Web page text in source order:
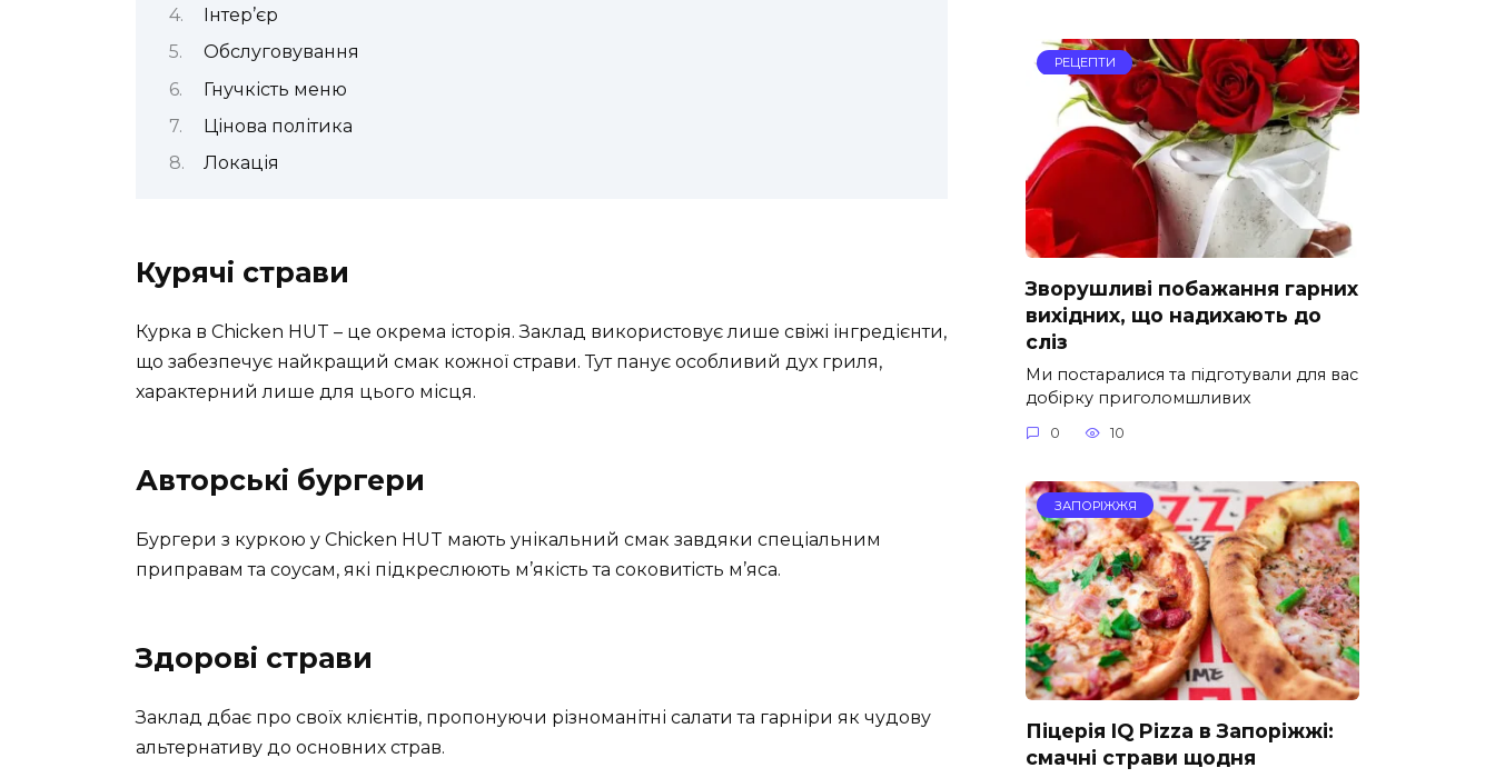
Інтер’єр
Обслуговування
Гнучкість меню
Цінова політика
Локація
Курячі страви
Курка в Chicken HUT – це окрема історія. Заклад використовує лише свіжі інгредієнти,
що забезпечує найкращий смак кожної страви. Тут панує особливий дух гриля,
характерний лише для цього місця.
Авторські бургери
Бургери з куркою у Chicken HUT мають унікальний смак завдяки спеціальним
приправам та соусам, які підкреслюють м’якість та соковитість м’яса.
Здорові страви
Заклад дбає про своїх клієнтів, пропонуючи різноманітні салати та гарніри як чудову
альтернативу до основних страв.
РЕЦЕПТИ
Зворушливі побажання гарних
вихідних, що надихають до
сліз
Ми постаралися та підготували для вас
добірку приголомшливих
0 10
ЗАПОРІЖЖЯ
Піцерія IQ Pizza в Запоріжжі:
смачні страви щодня